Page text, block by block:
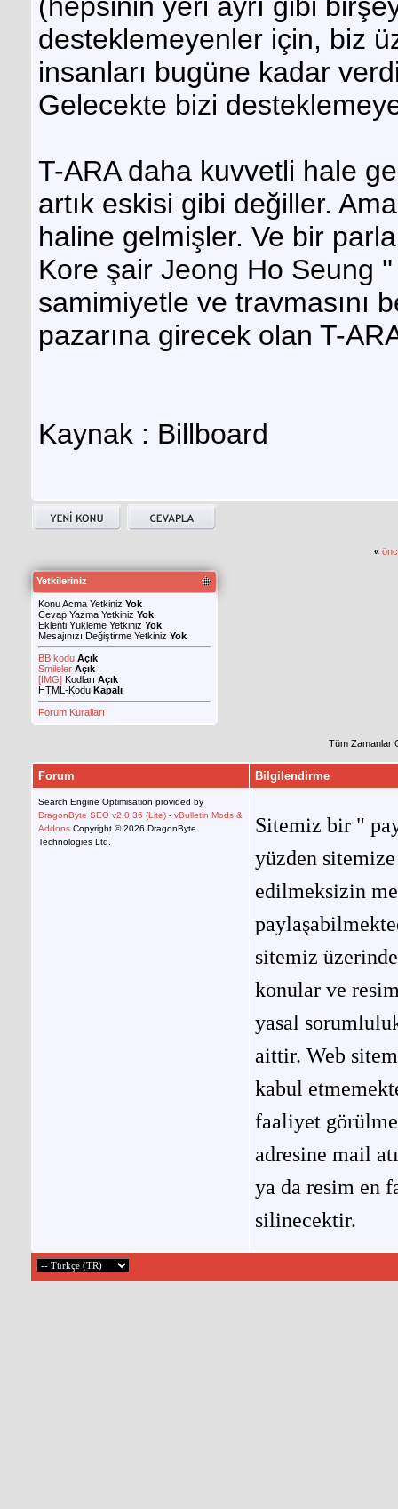
desteklemeyenler için, biz
insanları bugüne kadar
Gelecekte bizi
T-ARA daha kuvvetli hale
artık eskisi gibi değiller.
haline gelmişler. Ve bir
Kore şair Jeong Ho Seung
samimiyetle ve travmasını
pazarına girecek olan T-
Kaynak : Billboard
«
Yetkileriniz
Konu Acma Yetkiniz Yok
Cevap Yazma Yetkiniz Yok
Eklenti Yükleme Yetkiniz Yok
Mesajınızı Değiştirme Yetkiniz Yok
BB kodu Açık
Smileler Açık
[IMG] Kodları Açık
HTML-Kodu Kapalı
Forum Kuralları
Tüm Zamanlar
Forum Bilgilendirme
Search Engine Optimisation provided by
DragonByte SEO v2.0.36 (Lite) - vBulletin Mods &
Addons Copyright © 2026 DragonByte
Technologies Ltd.
Sitemiz bir "
yüzden
edilmeksizin
sitemiz
konular ve
yasal
aittir. Web
kabul
faaliyet
adresine mail
ya da resim en
silinecektir.